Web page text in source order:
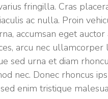
fringilla. Cras
ac nulla. Proin
accumsan eget
arcu nec
sed urna et diam
nec. Donec rhoncus
enim tristique